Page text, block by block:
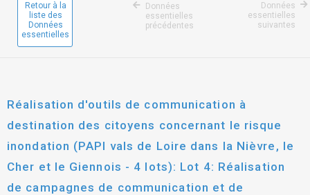
Retour à la
liste des
Données
essentielles
Données
essentielles
précédentes
Données
essentielles
suivantes
Réalisation d'outils de communication à
destination des citoyens concernant le risque
inondation (PAPI vals de Loire dans la Nièvre, le
Cher et le Giennois - 4 lots): Lot 4: Réalisation
de campagnes de communication et de